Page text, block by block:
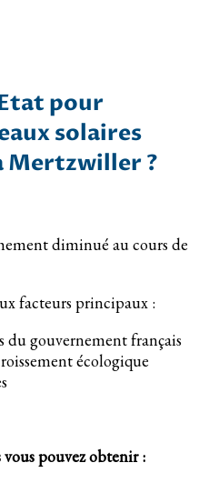
pour
solaires
Mertzwiller ?
diminué au cours de
facteurs principaux :
du gouvernement français
écologique
vous pouvez obtenir :